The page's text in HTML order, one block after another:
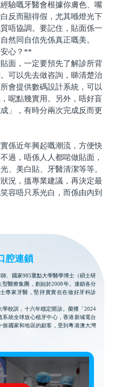
驗嘅牙醫會根據你膚色、嘴
反而顯得假，尤其喺燈光下
唔協調。要記住，貼面係一
然同自信先係真正嘅美。
心？**
，一定要預先了解診所背
可以先去做咨詢，睇清楚治
會提供數碼設計系統，可以
呢點幾實用。另外，唔好盲
」，有時分兩次完成反而更
近年興起嘅潮流，方便快
過，唔係人人都啱做貼面，
、美白貼、牙醫清潔等等。
況，搵專業建議，再決定最
容唔只系光白，而係由內到
腔連鎖
、國家985重點大學醫學博士（碩士研
醫療集團，創始於2008年。連鎖各分
專家牙醫，堅持實實在在做好牙科診
校訓，十六年穩定開診。榮獲「2024
統全球放心植牙中心，香港新城電台
國家和地區的顧客，受到粵港澳大灣